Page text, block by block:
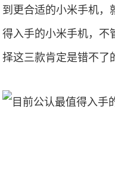
到更合适的小米手机，
得入手的小米手机，不
择这三款肯定是错不了